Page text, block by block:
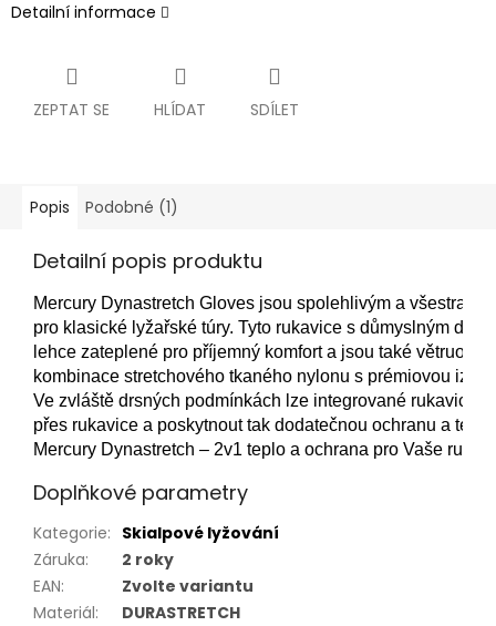
Detailní informace
ZEPTAT SE HLÍDAT SDÍLET
Popis Podobné (1)
Detailní popis produktu
Mercury Dynastretch Gloves jsou spolehlivým a
pro klasické lyžařské túry. Tyto rukavice s důmyslným
lehce zateplené pro příjemný komfort a jsou také
kombinace stretchového tkaného nylonu s prémiovou
Ve zvláště drsných podmínkách lze integrované rukavice
přes rukavice a poskytnout tak dodatečnou ochranu a
Mercury Dynastretch – 2v1 teplo a ochrana pro Vaše ruce.
Doplňkové parametry
Kategorie: Skialpové lyžování
Záruka:
2 roky
EAN:
Zvolte variantu
Materiál:
DURASTRETCH